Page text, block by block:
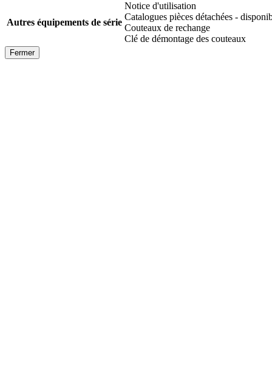
Autres équipements de série
Notice d'utilisation
Catalogues pièces détachées -
Couteaux de rechange
Clé de démontage des couteaux
Fermer